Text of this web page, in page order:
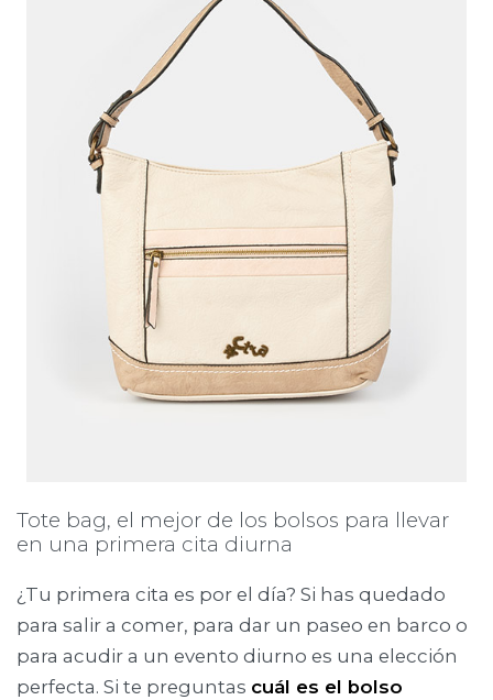
Tote bag, el mejor de los bolsos para llevar
en una primera cita diurna
¿Tu primera cita es por el día? Si has quedado
para salir a comer, para dar un paseo en barco o
para acudir a un evento diurno es una elección
perfecta. Si te preguntas cuál es el bolso